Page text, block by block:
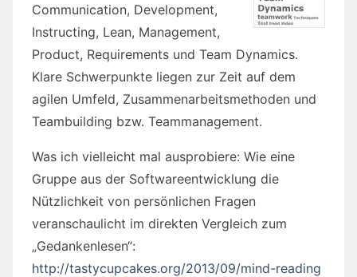
Communication, Development,
Instructing, Lean, Management,
Product, Requirements und Team Dynamics.
Klare Schwerpunkte liegen zur Zeit auf dem
agilen Umfeld, Zusammenarbeitsmethoden und
Teambuilding bzw. Teammanagement.
Was ich vielleicht mal ausprobiere: Wie eine
Gruppe aus der Softwareentwicklung die
Nützlichkeit von persönlichen Fragen
veranschaulicht im direkten Vergleich zum
„Gedankenlesen“:
http://tastycupcakes.org/2013/09/mind-reading